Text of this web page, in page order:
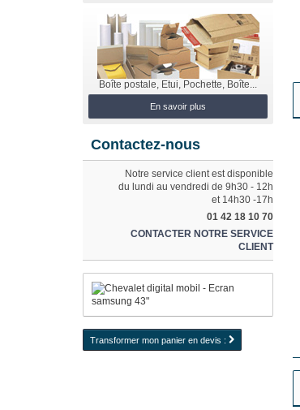
Boîte postale, Etui, Pochette, Boîte...
En savoir plus
Contactez-nous
Notre service client est disponible
du lundi au vendredi de 9h30 - 12h
et 14h30 -17h
01 42 18 10 70
CONTACTER NOTRE SERVICE
CLIENT
Transformer mon panier en devis :